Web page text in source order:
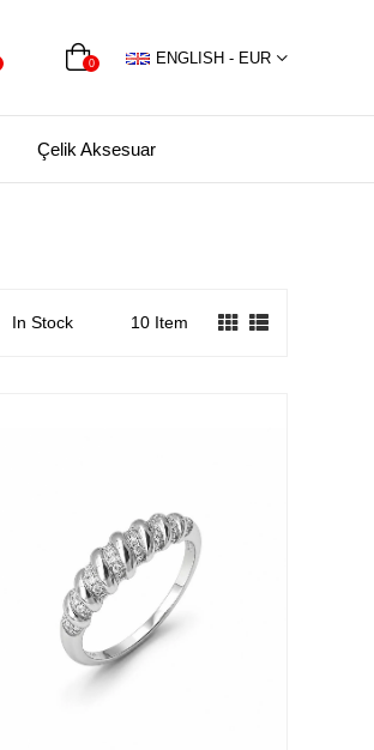
0 ENGLISH - EUR
Çelik Aksesuar
In Stock 10 Item